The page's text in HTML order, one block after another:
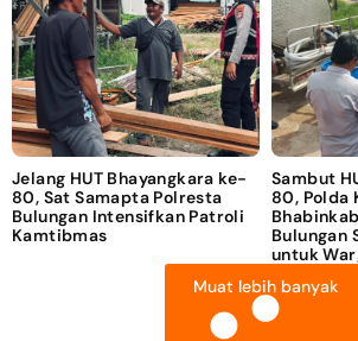
Jelang HUT Bhayangkara ke-
80, Sat Samapta Polresta
Bulungan Intensifkan Patroli
Kamtibmas
Sambut
80, Polda
Bulungan
untuk
Muat lebih banyak